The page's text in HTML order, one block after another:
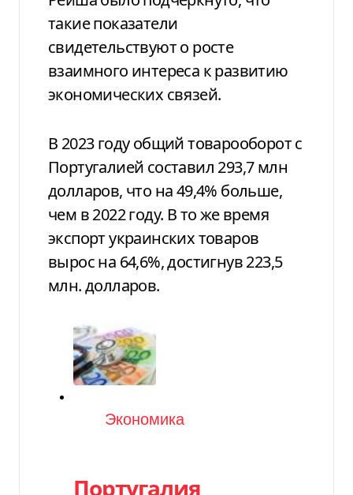
такие показатели
свидетельствуют о росте
взаимного интереса к развитию
экономических связей.
В 2023 году общий товарооборот с
Португалией составил 293,7 млн
долларов, что на 49,4% больше,
чем в 2022 году. В то же время
экспорт украинских товаров
вырос на 64,6%, достигнув 223,5
млн. долларов.
Категория
Экономика
Португалия